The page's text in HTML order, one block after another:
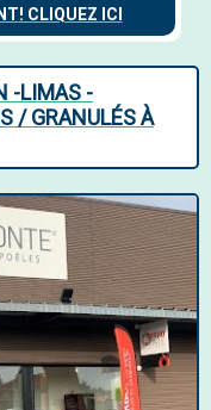
-LIMAS -
/ GRANULÉS À